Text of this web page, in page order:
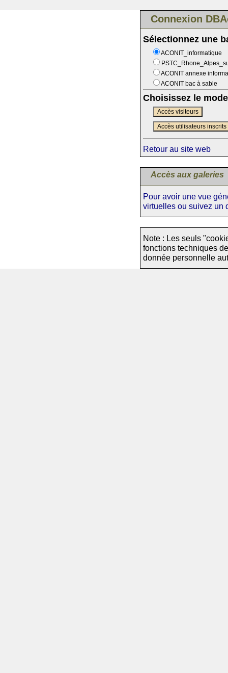
Connexion
Sélectionnez une
ACONIT_informatique
ACONIT annexe
ACONIT bac à sable
Choisissez le
Accès visiteurs
Accès utilisateurs inscrits
Retour au site web
Accès aux galeries
Pour avoir une vue
virtuelles ou suivez un
Note : Les seuls
fonctions techniques
donnée personnelle